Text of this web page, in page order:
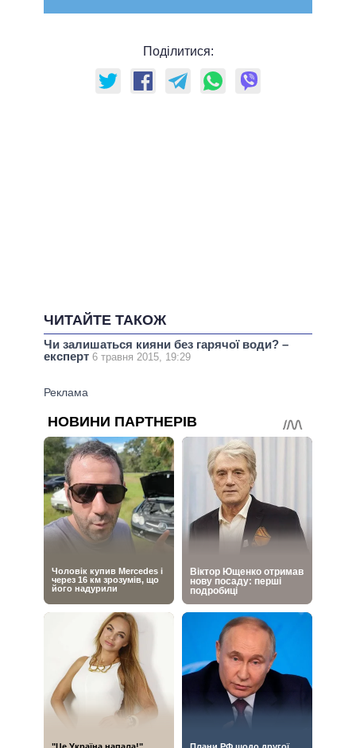
Поділитися:
ЧИТАЙТЕ ТАКОЖ
Чи залишаться кияни без гарячої води? –
експерт 6 травня 2015, 19:29